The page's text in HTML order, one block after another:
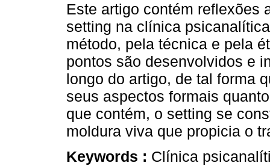
Este artigo contém reflexões
setting na clínica
método, pela técnica e pela
pontos são desenvolvidos e
longo do artigo, de tal forma
seus aspectos formais
que contém, o setting se
moldura viva que propicia o
Keywords : Clínica